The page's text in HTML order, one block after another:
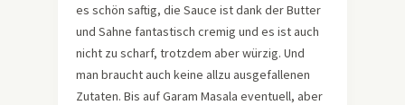
es schön saftig, die Sauce ist dank der Butter
und Sahne fantastisch cremig und es ist auch
nicht zu scharf, trotzdem aber würzig. Und
man braucht auch keine allzu ausgefallenen
Zutaten. Bis auf Garam Masala eventuell, aber